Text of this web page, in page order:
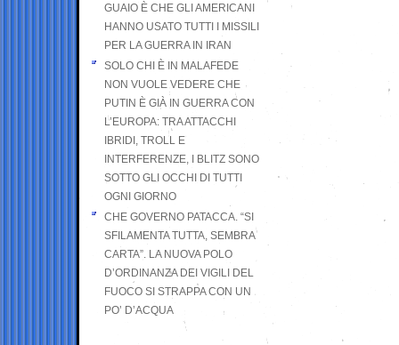
GUAIO È CHE GLI AMERICANI
HANNO USATO TUTTI I MISSILI
PER LA GUERRA IN IRAN
SOLO CHI È IN MALAFEDE
NON VUOLE VEDERE CHE
PUTIN È GIÀ IN GUERRA CON
L’EUROPA: TRA ATTACCHI
IBRIDI, TROLL E
INTERFERENZE, I BLITZ SONO
SOTTO GLI OCCHI DI TUTTI
OGNI GIORNO
CHE GOVERNO PATACCA. “SI
SFILAMENTA TUTTA, SEMBRA
CARTA”. LA NUOVA POLO
D’ORDINANZA DEI VIGILI DEL
FUOCO SI STRAPPA CON UN
PO’ D’ACQUA